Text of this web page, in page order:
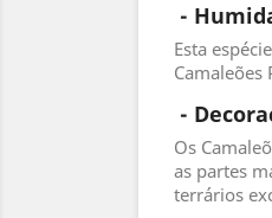
-
Esta
-
Os
as partes
terrários